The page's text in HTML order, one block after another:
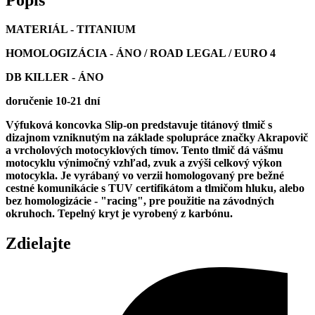
Y6SO12-
HAPT
MATERIÁL - TITANIUM
HOMOLOGIZÁCIA - ÁNO / ROAD LEGAL / EURO 4
DB KILLER - ÁNO
doručenie 10-21 dní
Výfuková koncovka Slip-on predstavuje titánový tlmič s
dizajnom vzniknutým na základe spolupráce značky Akrapovič
a vrcholových motocyklových tímov. Tento tlmič dá vášmu
motocyklu výnimočný vzhľad, zvuk a zvýši celkový výkon
motocykla. Je vyrábaný vo verzii homologovaný pre bežné
cestné komunikácie s TUV certifikátom a tlmičom hluku, alebo
bez homologizácie - "racing", pre použitie na závodných
okruhoch. Tepelný kryt je vyrobený z karbónu.
Zdielajte